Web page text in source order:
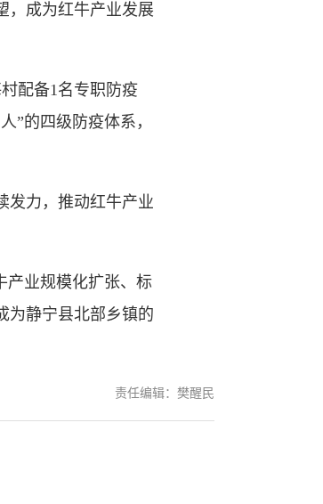
成为红牛产业发展
配备1名专职防疫
”的四级防疫体系，
力，推动红牛产业
业规模化扩张、标
为静宁县北部乡镇的
责任编辑：樊醒民